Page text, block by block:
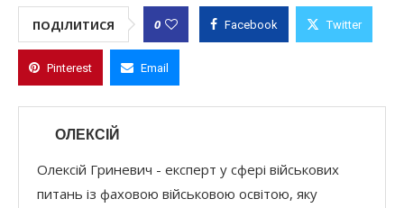
ПОДІЛИТИСЯ 0 Facebook Twitter
Pinterest Email
ОЛЕКСІЙ
Олексій Гриневич - експерт у сфері військових
питань із фаховою військовою освітою, яку